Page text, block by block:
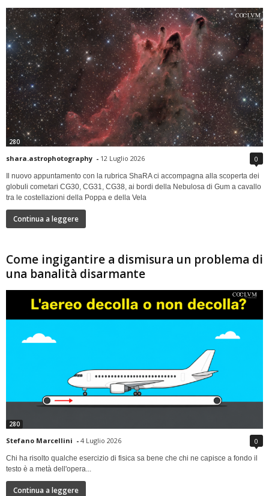
280
shara.astrophotography - 12 Luglio 2026 0
Il nuovo appuntamento con la rubrica ShaRA ci accompagna alla scoperta dei
globuli cometari CG30, CG31, CG38, ai bordi della Nebulosa di Gum a cavallo
tra le costellazioni della Poppa e della Vela
Continua a leggere
Come ingigantire a dismisura un problema di
una banalità disarmante
280
Stefano Marcellini - 4 Luglio 2026 0
Chi ha risolto qualche esercizio di fisica sa bene che chi ne capisce a fondo il
testo è a metà dell'opera...
Continua a leggere